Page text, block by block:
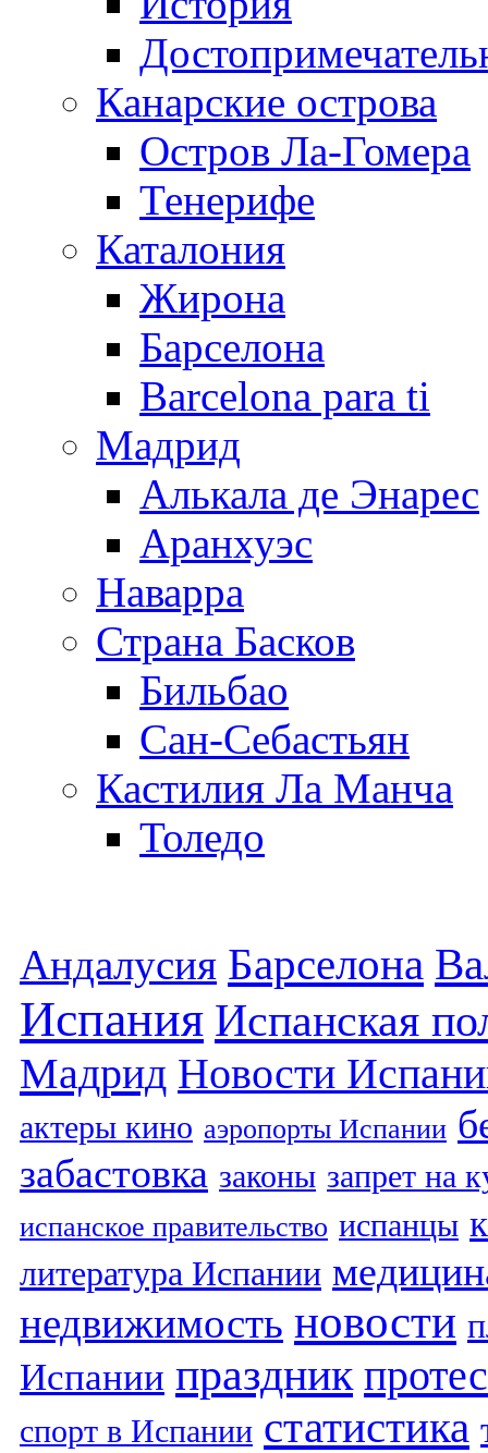
Канарские острова
Остров Ла-Гомера
Тенерифе
Каталония
Жирона
Барселона
Barcelona para ti
Мадрид
Алькала де Энарес
Аранхуэс
Наварра
Страна Басков
Бильбао
Сан-Себастьян
Кастилия Ла Манча
Толедо
Андалусия Барселона
Испания Испанская
Мадрид Новости
актеры кино аэропорты Испании
забастовка законы запрет на
испанское правительство испанцы
литература Испании
недвижимость новости
Испании праздник
спорт в Испании статистика